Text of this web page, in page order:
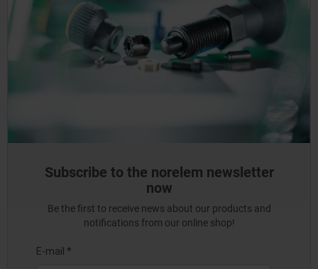
Subscribe to the norelem newsletter
now
Be the first to receive news about our products and
notifications from our online shop!